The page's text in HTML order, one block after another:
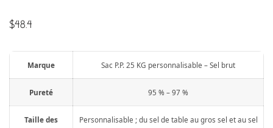
$48.4
Marque Sac P.P. 25 KG personnalisable – Sel brut
Pureté 95 % – 97 %
Taille des
Personnalisable ; du sel de table au gros sel et au sel